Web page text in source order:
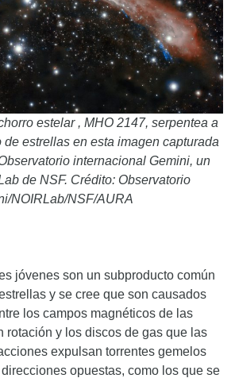
estelar , MHO 2147, serpentea a
de estrellas en esta imagen capturada
internacional Gemini, un
de NSF. Crédito: Observatorio
NOIRLab/NSF/AURA
jóvenes son un subproducto común
y se cree que son causados
los campos magnéticos de las
rotación y los discos de gas que las
expulsan torrentes gemelos
opuestas, como los que se